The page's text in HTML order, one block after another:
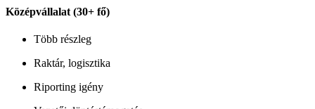
Középvállalat (30+ fő)
Több részleg
Raktár, logisztika
Riporting igény